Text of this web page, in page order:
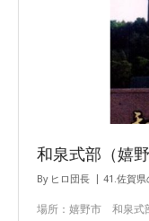
和泉式部（嬉野
By ヒロ団長 41.佐賀県
場所：嬉野市 和泉式